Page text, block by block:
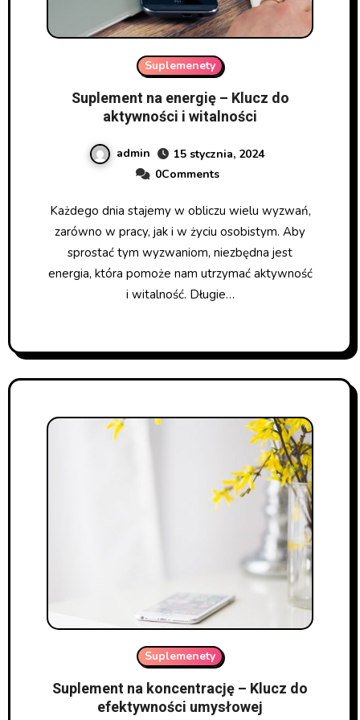
Suplemenety
Suplement na energię – Klucz do
aktywności i witalności
admin
15 stycznia, 2024
0Comments
Każdego dnia stajemy w obliczu wielu wyzwań,
zarówno w pracy, jak i w życiu osobistym. Aby
sprostać tym wyzwaniom, niezbędna jest
energia, która pomoże nam utrzymać aktywność
i witalność. Długie…
Suplemenety
Suplement na koncentrację – Klucz do
efektywności umysłowej